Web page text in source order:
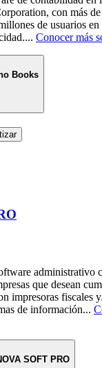
con más
de usuarios
... Conocer más
Books
administrativo
que desean
impresoras fiscales
de información...
SOFT PRO